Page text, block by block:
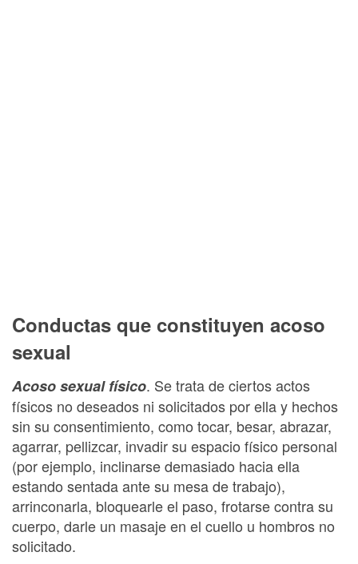
Conductas que constituyen acoso
sexual
Acoso sexual físico. Se trata de ciertos actos
físicos no deseados ni solicitados por ella y hechos
sin su consentimiento, como tocar, besar, abrazar,
agarrar, pellizcar, invadir su espacio físico personal
(por ejemplo, inclinarse demasiado hacia ella
estando sentada ante su mesa de trabajo),
arrinconarla, bloquearle el paso, frotarse contra su
cuerpo, darle un masaje en el cuello u hombros no
solicitado.